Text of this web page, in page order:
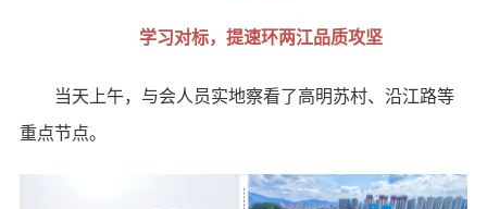
学习对标，提速环两江品质攻坚
当天上午，与会人员实地察看了高明苏村、沿江路等
重点节点。